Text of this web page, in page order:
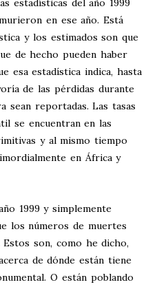
estadísticas del año 1999
en ese año. Está
y los estimados son que
de hecho pueden haber
esa estadística indica, hasta
de las pérdidas durante
sean reportadas. Las tasas
se encuentran en las
y al mismo tiempo
en África y
1999 y simplemente
los números de muertes
son, como he dicho,
de dónde están tiene
O están poblando